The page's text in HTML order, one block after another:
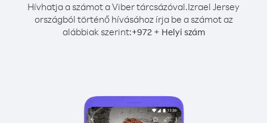
Hívhatja a számot a Viber tárcsázóval.Izrael Jersey
országból történő hívásához írja be a számot az
alábbiak szerint:+972+ Helyi szám